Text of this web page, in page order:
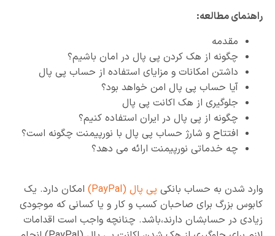
راهنمای مطالعه:
مقدمه
چگونه از هک کردن پی پال در امان باشیم؟
داشتن امکانات و مزایای استفاده از حساب پی پال
آیا حساب پی پال امن خواهد بود؟
جلوگیری از هک اکانت پی پال
چگونه از پی پال در ایران استفاده کنیم؟
افتتاح و شارژ حساب پی پال با نورپیمنت چگونه است؟
چه خدماتی نورپیمنت ارائه می دهد؟
وارد شدن به حساب بانکی پی پال (PayPal)
امکان دارد. یک
کابوس بزرگ برای صاحبان کسب و کار و یا کسانی که موجودی
زیادی در حسابشان دارند،باشد. چنانچه واجب است اقدامات